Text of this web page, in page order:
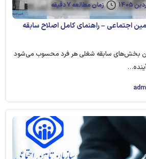
زمان مطالعه 7 دقیقه
اجتماعی – راهنمای کامل اصلاح سابقه
بخش‌های سابقه شغلی هر فرد محسوب می‌شود